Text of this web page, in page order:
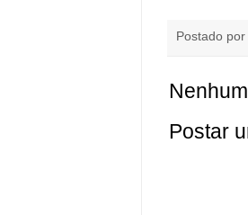
Postado por
Postar